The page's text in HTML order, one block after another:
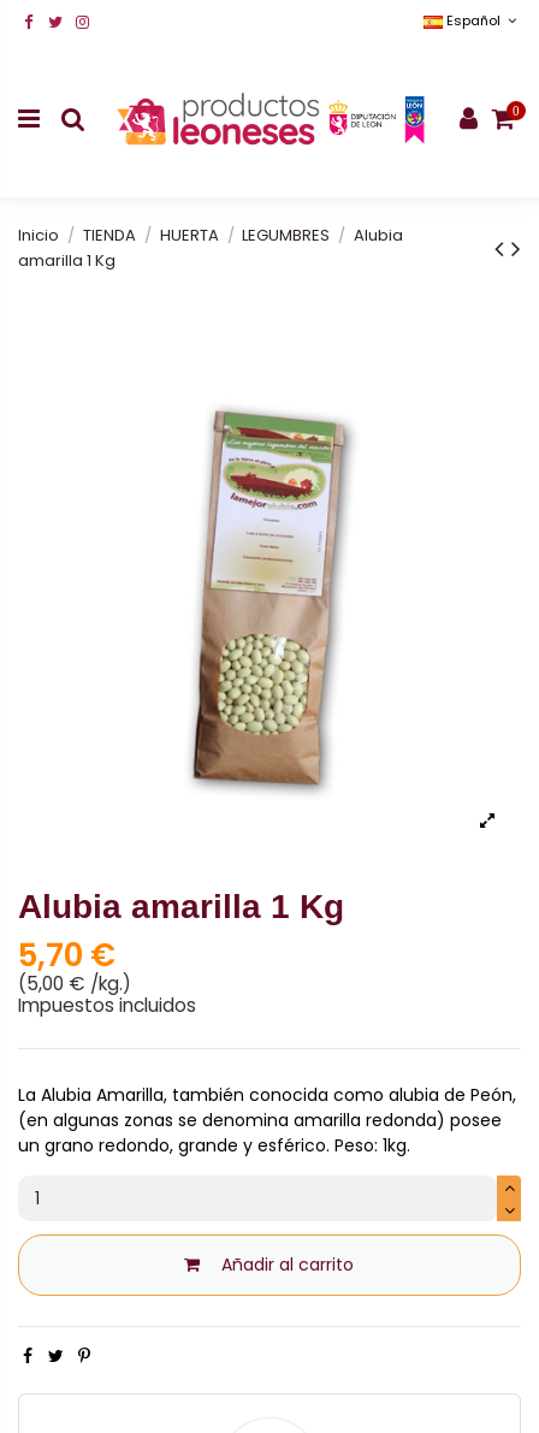
Español
0
Inicio TIENDA HUERTA LEGUMBRES
Alubia
amarilla 1 Kg
Alubia amarilla 1 Kg
5,70 €
(5,00 € /kg.)
Impuestos incluidos
La Alubia Amarilla, también conocida como alubia de Peón,
(en algunas zonas se denomina amarilla redonda) posee
un grano redondo, grande y esférico. Peso: 1kg.
Añadir al carrito